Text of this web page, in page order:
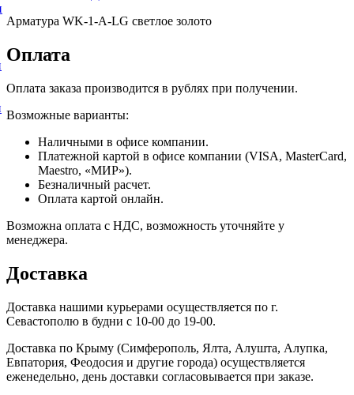
Арматура WK-1-A-LG светлое золото
Оплата
Оплата заказа производится в рублях при получении.
Возможные варианты:
Наличными в офисе компании.
Платежной картой в офисе компании (VISA, MasterCard,
Maestro, «МИР»).
Безналичный расчет.
Оплата картой онлайн.
Возможна оплата с НДС, возможность уточняйте у
менеджера.
Доставка
Доставка нашими курьерами осуществляется по г.
Севастополю в будни с 10-00 до 19-00.
Доставка по Крыму (Симферополь, Ялта, Алушта, Алупка,
Евпатория, Феодосия и другие города) осуществляется
еженедельно, день доставки согласовывается при заказе.